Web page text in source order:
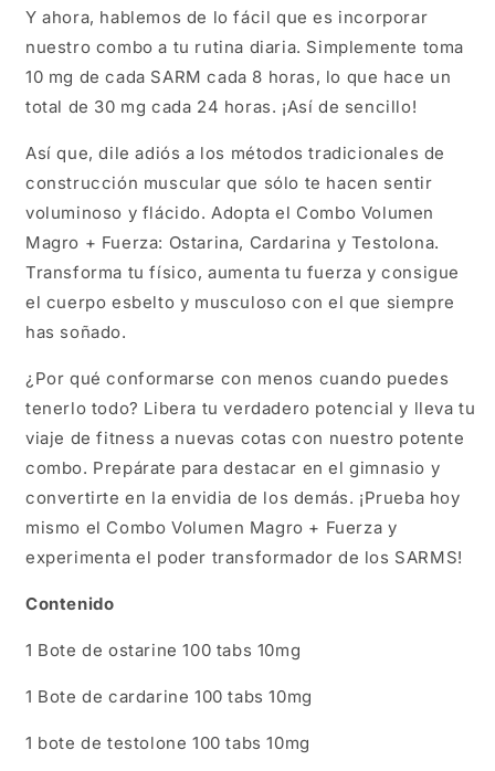
Y ahora, hablemos de lo fácil que es incorporar
nuestro combo a tu rutina diaria. Simplemente toma
10 mg de cada SARM cada 8 horas, lo que hace un
total de 30 mg cada 24 horas. ¡Así de sencillo!
Así que, dile adiós a los métodos tradicionales de
construcción muscular que sólo te hacen sentir
voluminoso y flácido. Adopta el Combo Volumen
Magro + Fuerza: Ostarina, Cardarina y Testolona.
Transforma tu físico, aumenta tu fuerza y consigue
el cuerpo esbelto y musculoso con el que siempre
has soñado.
¿Por qué conformarse con menos cuando puedes
tenerlo todo? Libera tu verdadero potencial y lleva tu
viaje de fitness a nuevas cotas con nuestro potente
combo. Prepárate para destacar en el gimnasio y
convertirte en la envidia de los demás. ¡Prueba hoy
mismo el Combo Volumen Magro + Fuerza y
experimenta el poder transformador de los SARMS!
Contenido
1 Bote de ostarine 100 tabs 10mg
1 Bote de cardarine 100 tabs 10mg
1 bote de testolone 100 tabs 10mg